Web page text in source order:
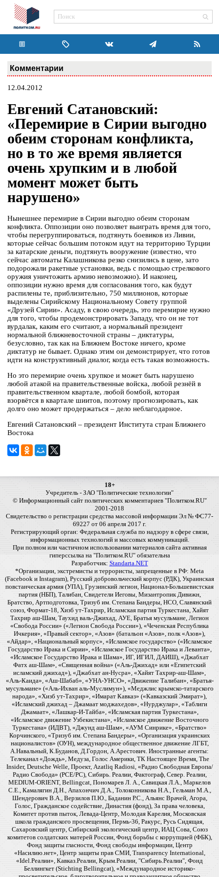
Комментарии
12.04.2012
Евгений Сатановский:
«Перемирие в Сирии выгодно
обеим сторонам конфликта,
но в то же время является
очень хрупким и в любой
момент может быть
нарушено»
Нынешнее перемирие в Сирии выгодно обеим сторонам
конфликта. Оппозиции оно позволяет выиграть время для того,
чтобы перегруппироваться, подтянуть боевиков из Ливии,
которые сейчас большим потоком идут на территорию Турции
за катарские деньги, подтянуть вооружение (известно, что
сейчас автоматы Калашникова резко снизились в цене, зато
подорожали ракетные установки, ведь с помощью стрелкового
оружия уничтожить армию невозможно). И наконец,
оппозиции нужно время для согласования того, как будут
распилены те, приблизительно, 750 миллионов, которые
выделены Сирийскому Национальному Совету группой
«Друзей Сирии». Асаду, в свою очередь, это перемирие нужно
для того, чтобы продемонстрировать Западу, что он не тот
вурдалак, каким его считают, а нормальный президент
нормальной ближневосточной страны – диктатуры,
безусловно, так как на Ближнем Востоке ничего, кроме
диктатур не бывает. Однако этим он демонстрирует, что готов
идти на конструктивный диалог, когда есть такая возможность.
Но это перемирие очень хрупкое и может быть нарушено
любой атакой на правительственные войска, любой резнёй в
правительственном квартале, любой бомбой, которая
взорвётся в квартале шиитов, поэтому прогнозировать, как
долго оно может продержаться – дело неблагодарное.
Евгений Сатановский – президент Института стран Ближнего
Востока
18+
Учредитель - ЗАО "Политические технологии"
© Информационный сайт политических комментариев "Политком.RU"
2001-2018
Свидетельство о регистрации средства массовой информации Эл № ФС77-
69227 от 06 апреля 2017 г.
Регистрирующий орган: Федеральная служба по надзору в сфере связи,
информационных технологий и массовых коммуникаций.
При полном или частичном использовании материалов сайта активная
гиперссылка на "Политком.RU" обязательна
Разработчик: Standarta.NET
*Организации, экстремисты и террористы, запрещенные в РФ: Meta
(Facebook и Instagram), Русский добровольческий корпус (РДК), Украинская
повстанческая армия (УПА), Грузинский легион, Национал-Большевистская
партия (НБП), Талибан, Свидетели Иеговы, Мизантропик Дивижн,
Братство, Артподготовка, Тризуб им. Степана Бандеры, НСО, Славянский
союз, Формат-18, Хизб ут-Тахрир, Исламская партия Туркестана, Хайят
Тахрир аш-Шам, Таухид валь-Джихад, АУЕ, Братья мусульмане, Легион
«Свобода России» («Легион Свобода России»), «Чеченская Республика
Ичкерия», «Правый сектор», «Азов» (батальон «Азов», полк «Азов»),
«Айдар», «Национальный корпус», «Исламское государство» («Исламское
Государство Ирака и Сирии», «Исламское Государство Ирака и Леванта»,
«Исламское Государство Ирака и Шама», ИГ, ИГИЛ, ДАИШ), «Джабхат
Фатх аш-Шам», «Священная война» («Аль-Джихад» или «Египетский
исламский джихад»), «Джабхат ан-Нусра», «Хайят Тахрир-аш-Шам»,
«Аль-Каида», «Аш-Шабаб», «УНА-УНСО», «Движение Талибан», «Братья-
мусульмане» («Аль-Ихван аль-Муслимун»), «Меджлис крымско-татарского
народа», «Хизб ут-Тахрир», «Имарат Кавказ» («Кавказский Эмират»),
«Исламский джихад – Джамаат моджахедов», «Нурджулар», «Таблиги
Джамаат», «Лашкар-И-Тайба», «Исламская партия Туркестана»,
«Исламское движение Узбекистана», «Исламское движение Восточного
Туркестана» (ИДВТ), «Джунд аш-Шам», «АУМ Синрике», «Братство»
Корчинского, «Тризуб им. Степана Бандеры», «Организация украинских
националистов» (ОУН), международное общественное движение ЛГБТ,
А.Навальный, К.Буданов, Д.Гордон, А.Арестович. Иностранные агенты:
Телеканал «Дождь», Медуза, Голос Америки, ТК Настоящее Время, The
Insider, Deutsche Welle, Проект, Azatliq Radiosi, «Радио Свободная Европа/
Радио Свобода» (PCE/PC), Сибирь. Реалии, Фактограф, Север. Реалии,
MEDIUM-ORIENT, Bellingcat, Пономарев Л. А., Савицкая Л.А., Маркелов
С.Е., Камалягин Д.Н., Апахончич Д.А., Толоконникова Н.А., Гельман М.А.,
Шендерович В.А., Верзилов П.Ю., Баданин Р.С., Альянс Врачей, Агора,
Голос, Гражданское содействие, Династия (фонд), За права человека,
Комитет против пыток, Левада-Центр, Молодая Карелия, Московская
школа гражданского просвещения, Пермь-36, Ракурс, Русь Сидящая,
Сахаровский центр, Сибирский экологический центр, ИАЦ Сова, Союз
комитетов солдатских матерей России, Фонд борьбы с коррупцией (ФБК),
Фонд защиты гласности, Фонд свободы информации, Центр
«Насилию.нет», Центр защиты прав СМИ, Transparency International,
«Idel.Реалии», Кавказ.Реалии, Крым.Реалии, "Сибирь.Реалии", Фонд
Беллингкет (Stichting Bellingcat), «Международное историко-